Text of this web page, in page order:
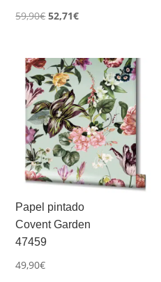
59,90€El
era:
59,90€.
52,71€El
es:
52,71€.
Papel pintado
Covent Garden
47459
49,90€